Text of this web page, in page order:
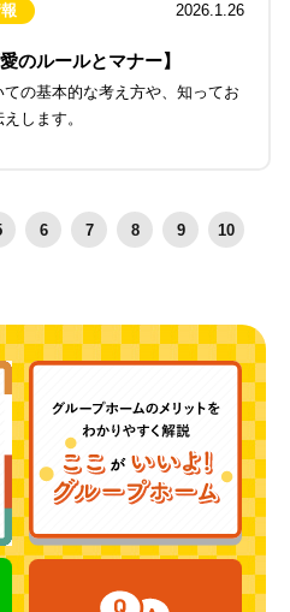
2026.1.26
のルールとマナー】
の基本的な考え方や、知ってお
します。
6 7 8 9 10